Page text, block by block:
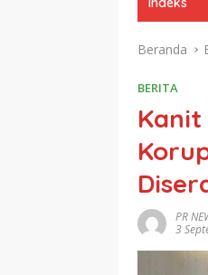
Beranda
BERITA
Kanit
PR
3